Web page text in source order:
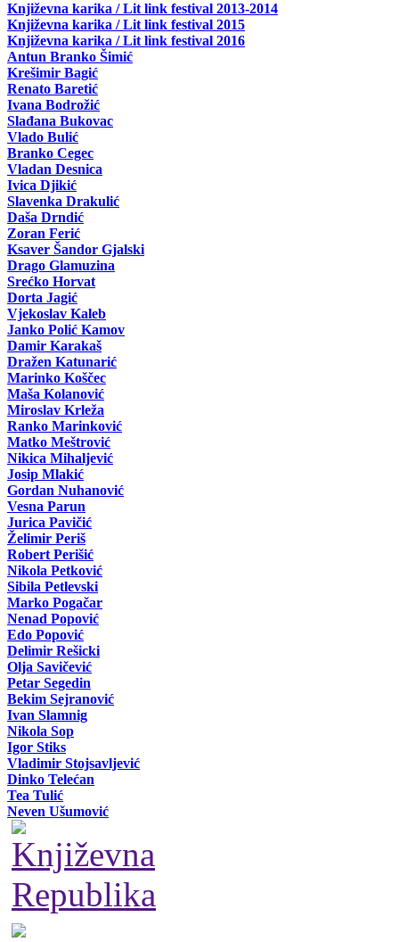
Književna karika / Lit link festival 2013-2014
Književna karika / Lit link festival 2015
Književna karika / Lit link festival 2016
Antun Branko Šimić
Krešimir Bagić
Renato Baretić
Ivana Bodrožić
Slađana Bukovac
Vlado Bulić
Branko Cegec
Vladan Desnica
Ivica Djikić
Slavenka Drakulić
Daša Drndić
Zoran Ferić
Ksaver Šandor Gjalski
Drago Glamuzina
Srećko Horvat
Dorta Jagić
Vjekoslav Kaleb
Janko Polić Kamov
Damir Karakaš
Dražen Katunarić
Marinko Koščec
Maša Kolanović
Miroslav Krleža
Ranko Marinković
Matko Meštrović
Nikica Mihaljević
Josip Mlakić
Gordan Nuhanović
Vesna Parun
Jurica Pavičić
Želimir Periš
Robert Perišić
Nikola Petković
Sibila Petlevski
Marko Pogačar
Nenad Popović
Edo Popović
Delimir Rešicki
Olja Savičević
Petar Segedin
Bekim Sejranović
Ivan Slamnig
Nikola Sop
Igor Stiks
Vladimir Stojsavljević
Dinko Telećan
Tea Tulić
Neven Ušumović